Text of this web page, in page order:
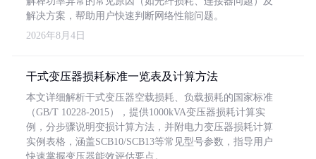
解决方案，帮助用户快速判断网络性能问题。
2026年8月4日
干式变压器损耗标准一览表及计算方法
本文详细解析干式变压器空载损耗、负载损耗的国家标准
（GB/T 10228-2015），提供1000kVA变压器损耗计算实
例，分步骤说明变损计算方法，并附电力变压器损耗计算
实例表格，涵盖SCB10/SCB13等常见型号参数，指导用户
快速掌握变压器能效评估要点。